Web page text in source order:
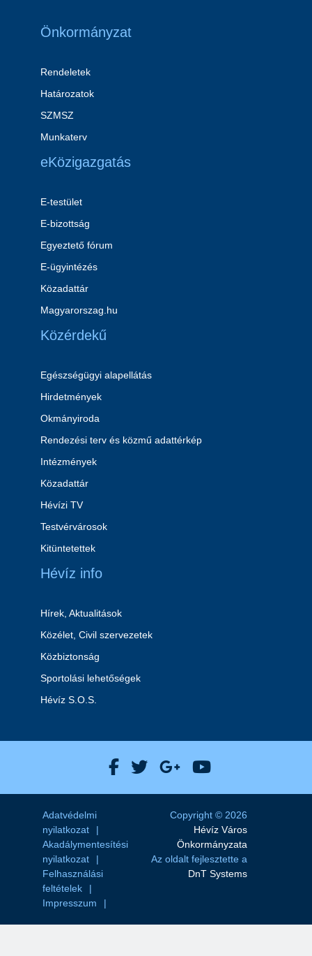
Önkormányzat
Rendeletek
Határozatok
SZMSZ
Munkaterv
eKözigazgatás
E-testület
E-bizottság
Egyeztető fórum
E-ügyintézés
Közadattár
Magyarorszag.hu
Közérdekű
Egészségügyi alapellátás
Hirdetmények
Okmányiroda
Rendezési terv és közmű adattérkép
Intézmények
Közadattár
Hévízi TV
Testvérvárosok
Kitüntetettek
Hévíz info
Hírek, Aktualitások
Közélet, Civil szervezetek
Közbiztonság
Sportolási lehetőségek
Hévíz S.O.S.
Hévíz Város Facebook
Hévíz Város X
Hévíz Város
Hévíz Város
Adatvédelmi
nyilatkozat
Akadálymentesítési
nyilatkozat
Felhasználási
feltételek
Impresszum
Copyright © 2026
Hévíz Város
Önkormányzata
Az oldalt fejlesztette a
DnT Systems